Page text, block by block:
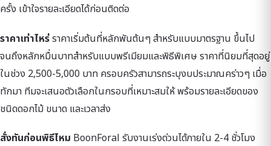
ครั้ง เข้าใจรายละเอียดได้ก่อนติดต่อ
ราคาเท่าไหร่ราคาเริ่มต้นที่หลักพันต้นๆ สำหรับแบบมาตรฐาน ขึ้นไป
จนถึงหลักหมื่นบาทสำหรับแบบพรีเมียมและพิธีพิเศษ ราคาที่นิยมที่สุดอยู่
ในช่วง 2,500-5,000 บาท ครอบครัวสามารถระบุงบประมาณคร่าวๆ เมื่อ
ทักมา ทีมจะเสนอตัวเลือกในกรอบที่เหมาะสมให้ พร้อมรายละเอียดของ
ชนิดดอกไม้ ขนาด และเวลาส่ง
สั่งทันก่อนพิธีไหม BoonForal รับงานเร่งด่วนได้ภายใน 2-4 ชั่วโมง